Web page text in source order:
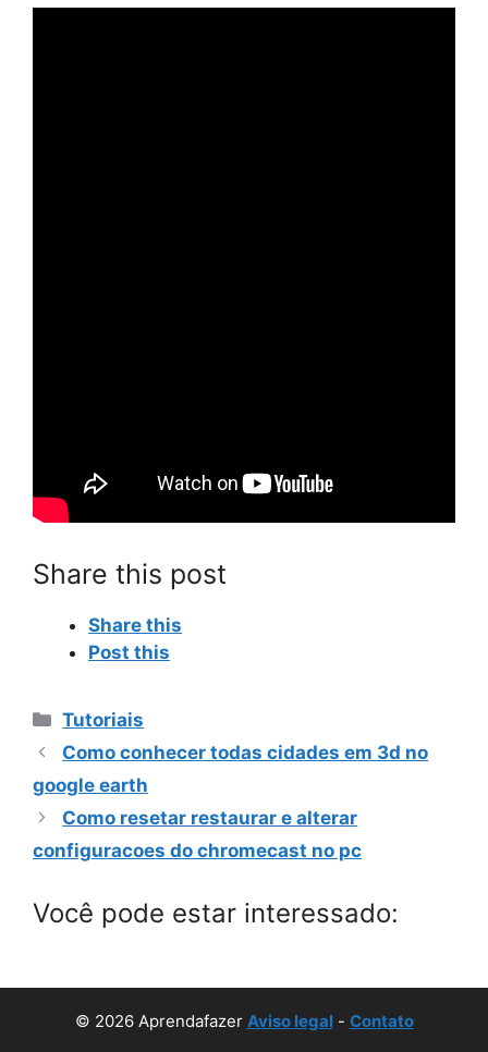
Share this post
Share this
Post this
Categorias
Tutoriais
Como conhecer todas cidades em 3d no
google earth
Como resetar restaurar e alterar
configuracoes do chromecast no pc
Você pode estar interessado:
© 2026 Aprendafazer Aviso legal- Contato